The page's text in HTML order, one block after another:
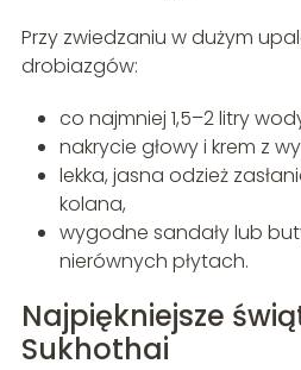
Przy zwiedzaniu w dużym
drobiazgów:
co najmniej 1,5–2 litry
nakrycie głowy i krem z
lekka, jasna odzież
kolana,
wygodne sandały lub
nierównych płytach.
Najpiękniejsze
Sukhothai